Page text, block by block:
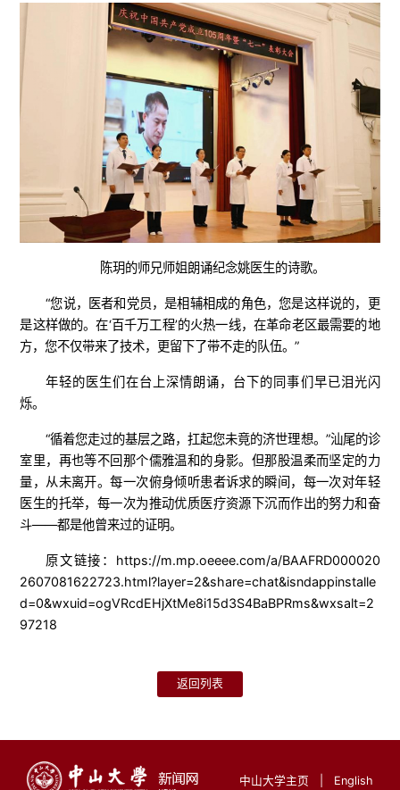
陈玥的师兄师姐朗诵纪念姚医生的诗歌。
“您说，医者和党员，是相辅相成的角色，您是这样说的，更
是这样做的。在‘百千万工程’的火热一线，在革命老区最需要的地
方，您不仅带来了技术，更留下了带不走的队伍。”
年轻的医生们在台上深情朗诵，台下的同事们早已泪光闪
烁。
“循着您走过的基层之路，扛起您未竟的济世理想。”汕尾的诊
室里，再也等不回那个儒雅温和的身影。但那股温柔而坚定的力
量，从未离开。每一次俯身倾听患者诉求的瞬间，每一次对年轻
医生的托举，每一次为推动优质医疗资源下沉而作出的努力和奋
斗——都是他曾来过的证明。
原文链接：https://m.mp.oeeee.com/a/BAAFRD000020
2607081622723.html?layer=2&share=chat&isndappinstalle
d=0&wxuid=ogVRcdEHjXtMe8i15d3S4BaBPRms&wxsalt=2
97218
返回列表
中山大学主页 English